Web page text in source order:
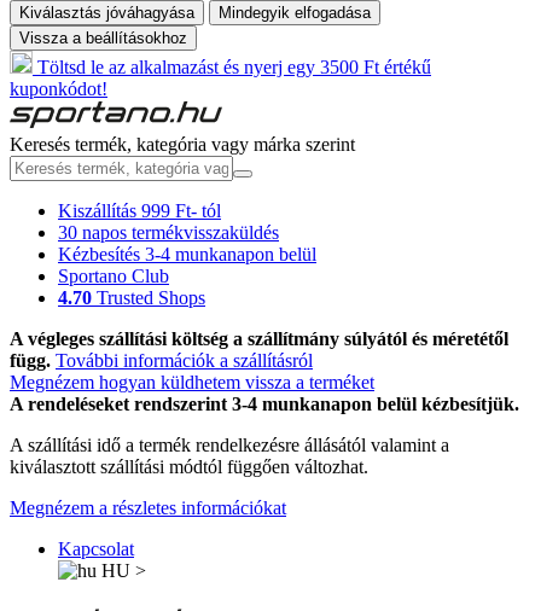
Kiválasztás jóváhagyása
Mindegyik elfogadása
Vissza a beállításokhoz
Töltsd le az alkalmazást és nyerj egy 3500 Ft értékű
kuponkódot!
Keresés termék, kategória vagy márka szerint
Kiszállítás 999 Ft- tól
30 napos termékvisszaküldés
Kézbesítés 3-4 munkanapon belül
Sportano Club
4.70 Trusted Shops
A végleges szállítási költség a szállítmány súlyától és méretétől
függ. További információk a szállításról
Megnézem hogyan küldhetem vissza a terméket
A rendeléseket rendszerint 3-4 munkanapon belül kézbesítjük.
A szállítási idő a termék rendelkezésre állásától valamint a
kiválasztott szállítási módtól függően változhat.
Megnézem a részletes információkat
Kapcsolat
HU >